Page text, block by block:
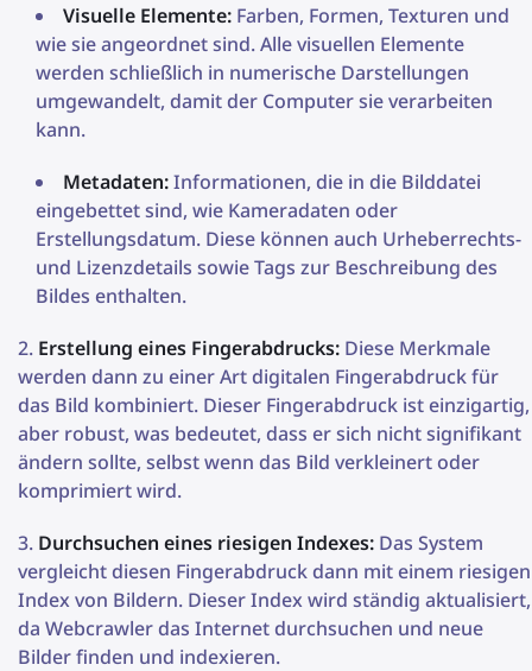
Visuelle Elemente: Farben, Formen, Texturen und
wie sie angeordnet sind. Alle visuellen Elemente
werden schließlich in numerische Darstellungen
umgewandelt, damit der Computer sie verarbeiten
kann.
Metadaten:Informationen, die in die Bilddatei
eingebettet sind, wie Kameradaten oder
Erstellungsdatum. Diese können auch Urheberrechts-
und Lizenzdetails sowie Tags zur Beschreibung des
Bildes enthalten.
Erstellung eines Fingerabdrucks: Diese Merkmale
werden dann zu einer Art digitalen Fingerabdruck für
das Bild kombiniert. Dieser Fingerabdruck ist einzigartig,
aber robust, was bedeutet, dass er sich nicht signifikant
ändern sollte, selbst wenn das Bild verkleinert oder
komprimiert wird.
Durchsuchen eines riesigen Indexes: Das System
vergleicht diesen Fingerabdruck dann mit einem riesigen
Index von Bildern. Dieser Index wird ständig aktualisiert,
da Webcrawler das Internet durchsuchen und neue
Bilder finden und indexieren.